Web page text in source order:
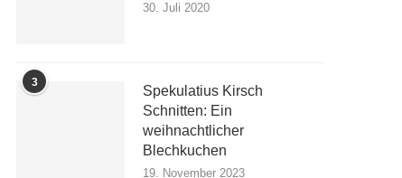
30. Juli 2020
3
Spekulatius Kirsch
Schnitten: Ein
weihnachtlicher
Blechkuchen
19. November 2023